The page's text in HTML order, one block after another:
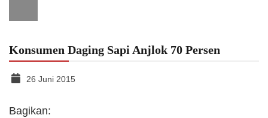
Konsumen Daging Sapi Anjlok 70 Persen
26 Juni 2015
Bagikan: